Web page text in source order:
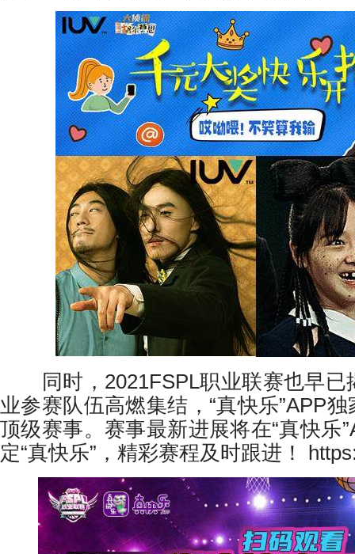
同时，2021FSPL职业联赛也早已
业参赛队伍高燃集结，“真快乐”APP
顶级赛事。赛事最新进展将在“真快乐
定“真快乐”，精彩赛程及时跟进！